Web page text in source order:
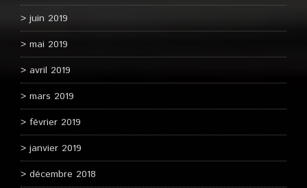
juin 2019
mai 2019
avril 2019
mars 2019
février 2019
janvier 2019
décembre 2018